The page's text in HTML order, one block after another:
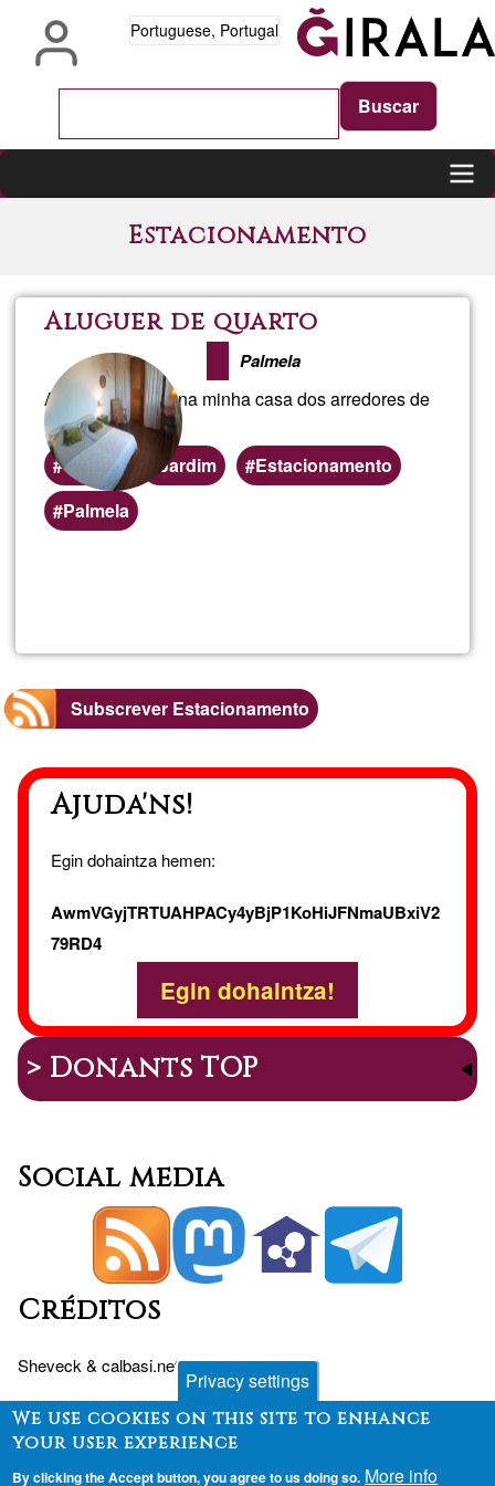
Passar
principal
Portuguese, Portugal
navigation
Estacionamento
Aluguer de quarto
Palmela
Alugo um quarto na minha casa dos arredores de
Palmela
Quarto
Jardim
Estacionamento
Áreas
de
Palmela
Aluguer
Subscrever Estacionamento
Ajuda'ns!
Egin dohaintza hemen:
AwmVGyjTRTUAHPACy4yBjP1KoHiJFNmaUBxiV2
79RD4
Egin dohaintza!
> Donants TOP
Social media
Créditos
Sheveck&calbasi.net+Drupal
Peu Contact Forum
Privacy settings
We use cookies on this site to enhance
your user experience
By clicking the Accept button, you agree to us doing so. More info